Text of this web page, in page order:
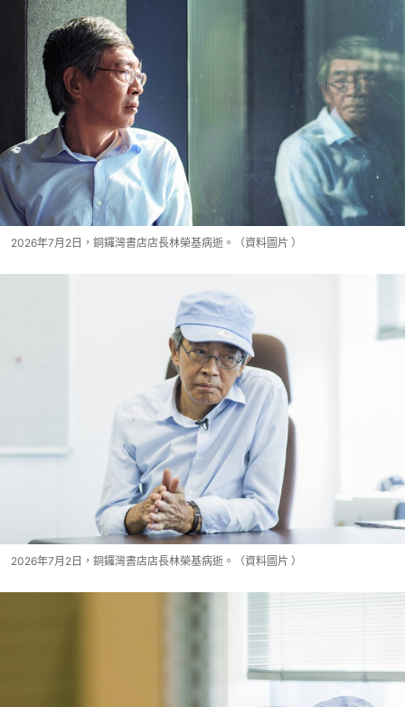
2026年7月2日，銅鑼灣書店店長林榮基病逝。（資料圖片 ）
2026年7月2日，銅鑼灣書店店長林榮基病逝。（資料圖片 ）